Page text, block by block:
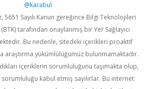
@karabul
5651 Sayılı Kanun gereğince Bilgi Teknolojileri
tarafından onaylanmış bir Yer Sağlayıcı
Bu nedenle, sitedeki içerikleri proaktif
araştırma yükümlülüğümüz bulunmamaktadır.
içeriklerin sorumluluğunu taşımakta olup,
kabul etmiş sayılırlar. Bu internet